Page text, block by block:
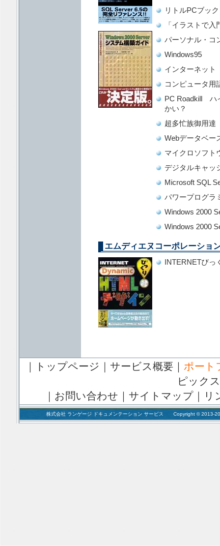
リトルPCブック
「イラストで
パーソナル・コ
Windows95
インターネット
コンピュータ用
PC Roadkill ハ
かい？
超多忙族御用
Webデータベー
マイクロソフト
デジタルキャッ
Microsoft SQL
パワープログラ
Windows 2000
Windows 2000
エムディエヌコーポレーショ
INTERNETびっ
｜ トップページ ｜ サービス概要｜ ポート
ピックス
｜ お問い合わせ ｜ サイトマップ｜ リ
株式会社 ランゲージ ドキュメンテーション サービス Copyright © 2013-